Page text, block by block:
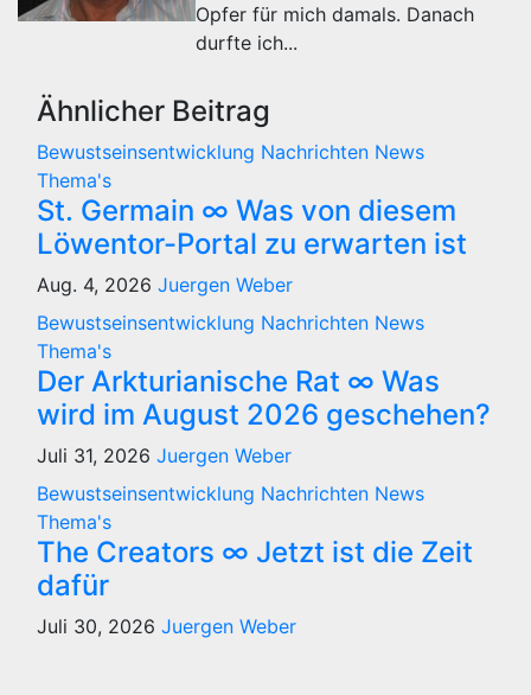
Opfer für mich damals. Danach
durfte ich...
Ähnlicher Beitrag
Bewustseinsentwicklung Nachrichten News
Thema's
St. Germain ∞ Was von diesem
Löwentor-Portal zu erwarten ist
Aug. 4, 2026 Juergen Weber
Bewustseinsentwicklung Nachrichten News
Thema's
Der Arkturianische Rat ∞ Was
wird im August 2026 geschehen?
Juli 31, 2026 Juergen Weber
Bewustseinsentwicklung Nachrichten News
Thema's
The Creators ∞ Jetzt ist die Zeit
dafür
Juli 30, 2026 Juergen Weber